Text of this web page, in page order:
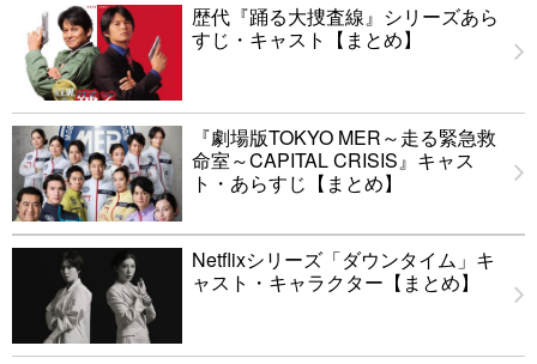
歴代『踊る大捜査線』シリーズあら
すじ・キャスト【まとめ】
『劇場版TOKYO MER～走る緊急救
命室～CAPITAL CRISIS』キャス
ト・あらすじ【まとめ】
Netflixシリーズ「ダウンタイム」キ
ャスト・キャラクター【まとめ】